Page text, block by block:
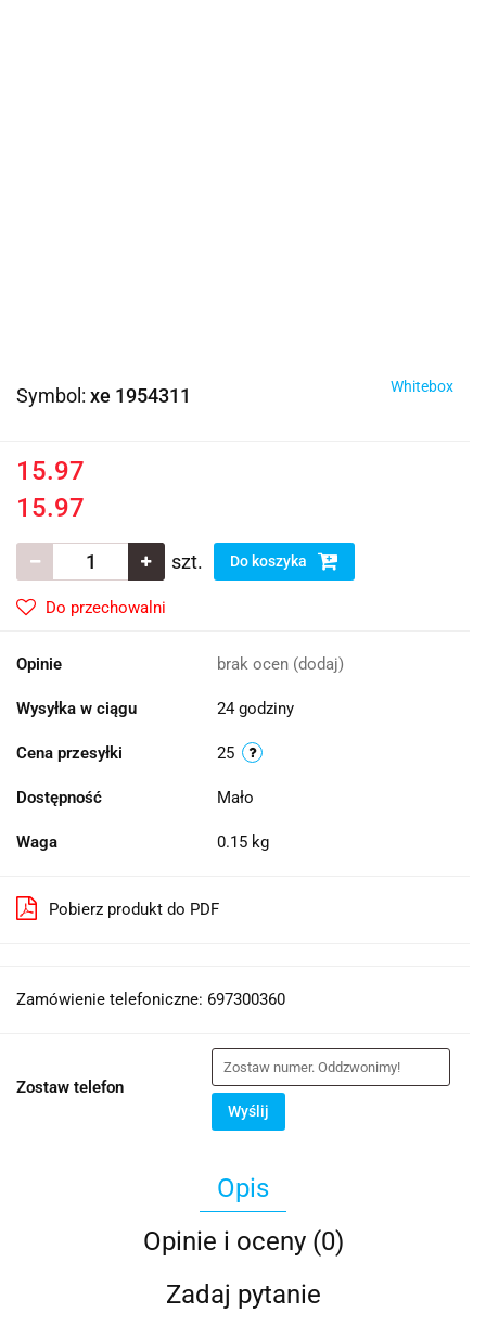
Symbol: xe 1954311 Whitebox
15.97
15.97
szt. Do koszyka
Do przechowalni
Opinie brak ocen (dodaj)
Wysyłka w ciągu 24 godziny
Cena przesyłki 25
Dostępność Mało
Waga 0.15 kg
Pobierz produkt do PDF
Zamówienie telefoniczne: 697300360
Zostaw telefon
Wyślij
Opis
Opinie i oceny (0)
Zadaj pytanie